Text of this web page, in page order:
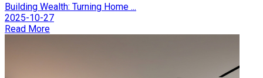
Building Wealth: Turning Home ...
2025-10-27
Read More